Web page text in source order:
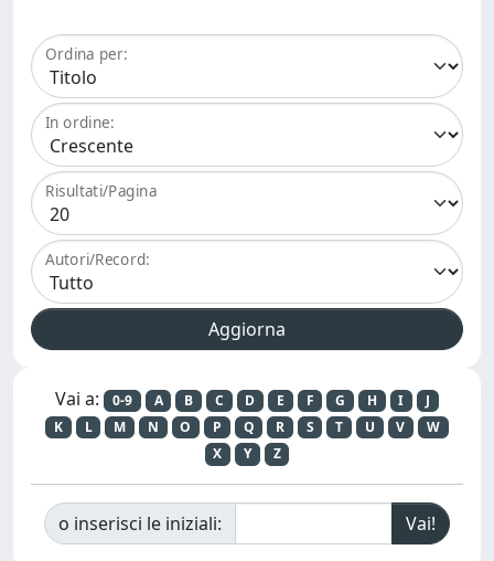
Ordina per:
In ordine:
Risultati/Pagina
Autori/Record:
Vai a: 0-9 A B C D E F G H I
J
K
L M N O P Q R S T U V
W
X
Y Z
o inserisci le iniziali: